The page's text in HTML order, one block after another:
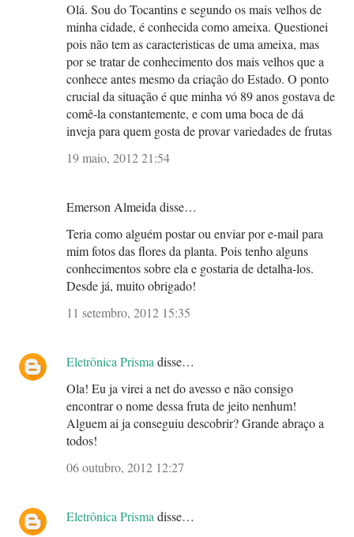
Olá. Sou do Tocantins e segundo os mais velhos de
minha cidade, é conhecida como ameixa. Questionei
pois não tem as caracteristicas de uma ameixa, mas
por se tratar de conhecimento dos mais velhos que a
conhece antes mesmo da criação do Estado. O ponto
crucial da situação é que minha vó 89 anos gostava de
comê-la constantemente, e com uma boca de dá
inveja para quem gosta de provar variedades de frutas
19 maio, 2012 21:54
Emerson Almeida disse…
Teria como alguém postar ou enviar por e-mail para
mim fotos das flores da planta. Pois tenho alguns
conhecimentos sobre ela e gostaria de detalha-los.
Desde já, muito obrigado!
11 setembro, 2012 15:35
Eletrônica Prismadisse…
Ola! Eu ja virei a net do avesso e não consigo
encontrar o nome dessa fruta de jeito nenhum!
Alguem ai ja conseguiu descobrir? Grande abraço a
todos!
06 outubro, 2012 12:27
Eletrônica Prismadisse…